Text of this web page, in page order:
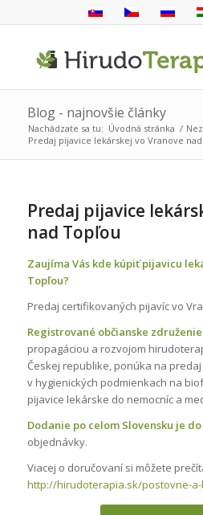
Blog - najnovšie články
Nachádzate sa tu: Úvodná stránka /
Predaj pijavice lekárskej vo Vranove
Predaj pijavice
nad Topľou
Zaujíma Vás kde kúpiť pijavicu
Topľou?
Predaj certifikovaných pijavíc vo
Registrované občianske združenie
propagáciou a rozvojom
Českej republike, ponúka na
v hygienických podmienkach na
pijavice lekárske do nemocníc a
Dodanie po celom Slovensku je
objednávky.
Viacej o doručovaní si môžete
http://hirudoterapia.sk/postovne-